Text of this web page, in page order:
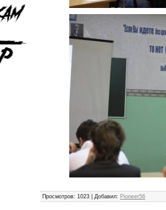
Просмотров: 1023 | Добавил: Pioneer56